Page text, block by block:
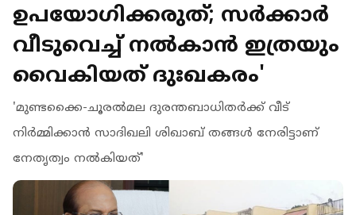
ഉപയോഗിക്കരുത്; സർക്കാർ
വീടുവെച്ച് നൽകാൻ ഇത്രയും
വൈകിയത് ദുഃഖകരം'
'മുണ്ടക്കൈ-ചൂരല്‍മല ദുരന്തബാധിതര്‍ക്ക് വീട്
നിര്‍മ്മിക്കാന്‍ സാദിഖലി ശിഖാബ് തങ്ങള്‍ നേരിട്ടാണ്
നേതൃത്വം നല്‍കിയത്'